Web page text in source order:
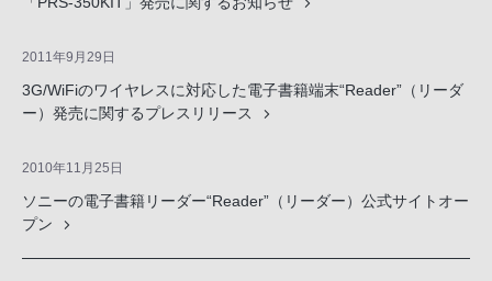
2011年9月29日
3G/WiFiのワイヤレスに対応した電子書籍端末“Reader”（リーダ
ー）発売に関するプレスリリース
2010年11月25日
ソニーの電子書籍リーダー“Reader”（リーダー）公式サイトオー
プン